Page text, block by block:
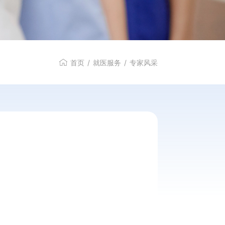
特色服务
首页 / 就医服务 / 专家风采